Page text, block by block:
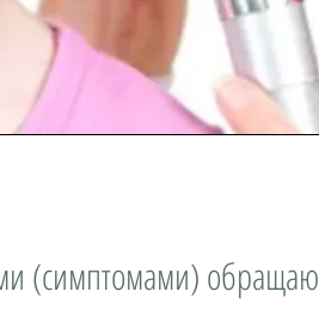
(симптомами)